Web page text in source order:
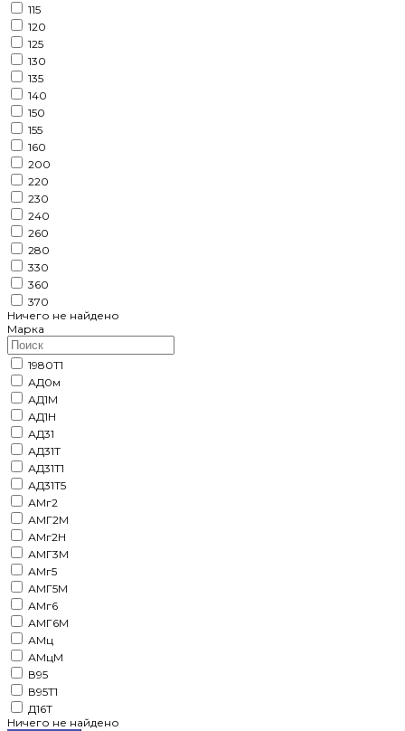
115
120
125
130
135
140
150
155
160
200
220
230
240
260
280
330
360
370
Ничего не найдено
Марка
1980Т1
АД0м
АД1М
АД1Н
АД31
АД31Т
АД31Т1
АД31Т5
АМг2
АМГ2М
АМг2Н
АМГ3М
АМг5
АМГ5М
АМг6
АМГ6М
АМц
АМцМ
В95
В95Т1
Д16Т
Ничего не найдено